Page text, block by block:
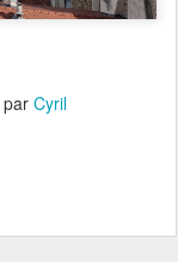
par Cyril